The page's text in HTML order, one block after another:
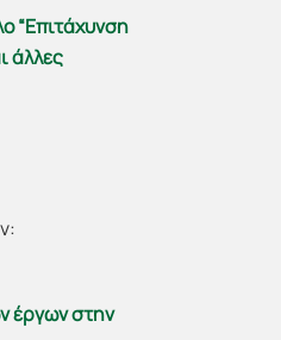
“Επιτάχυνση
άλλες
έργων στην